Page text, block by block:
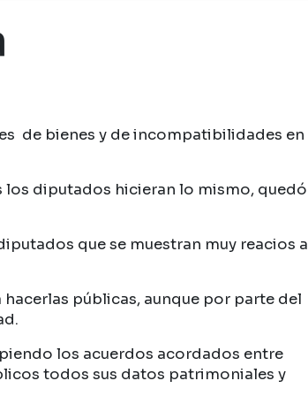
de bienes y de incompatibilidades en
los diputados hicieran lo mismo, quedó
que se muestran muy reacios a
públicas, aunque por parte del
los acuerdos acordados entre
todos sus datos patrimoniales y